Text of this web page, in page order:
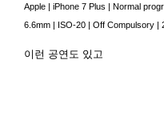
Apple | iPhone 7 Plus | Normal
6.6mm | ISO-20 | Off Compulsory |
이런 공연도 있고